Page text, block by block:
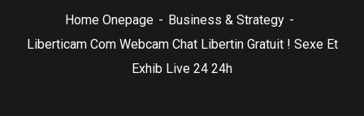
Home Onepage
Business & Strategy
Liberticam Com Webcam Chat Libertin Gratuit ! Sexe Et
Exhib Live 24 24h